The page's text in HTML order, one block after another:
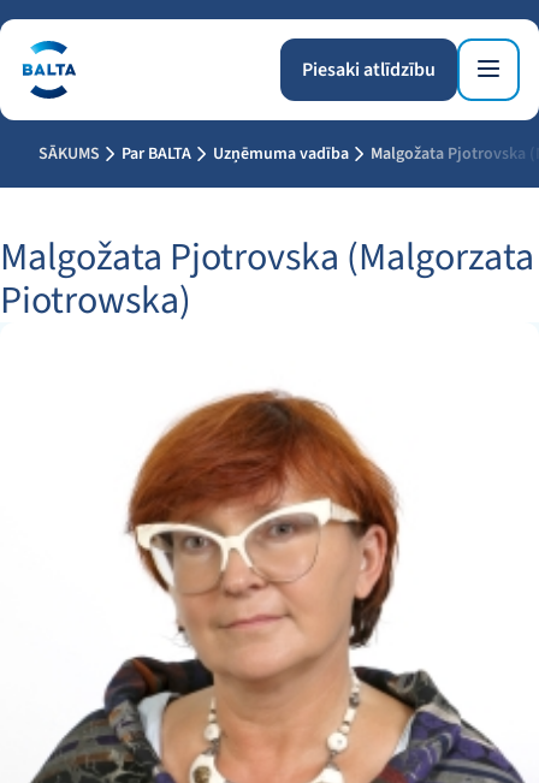
Piesaki atlīdzību
SĀKUMS Par BALTA Uzņēmuma vadība Malgožata Pjotrovska
Malgožata Pjotrovska (Malgorzata
Piotrowska)